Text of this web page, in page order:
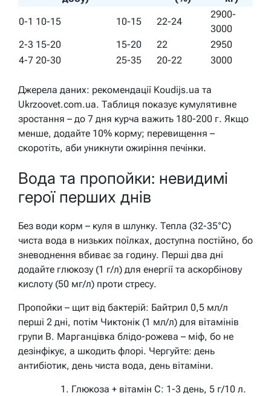
0-1 10-15 10-15 22-24
2900-
3000
2-3 15-20 15-20 22
2950
4-7 20-30 25-35 20-22 3000
Джерела даних: рекомендації Koudijs.ua та
Ukrzoovet.com.ua. Таблиця показує кумулятивне
зростання – до 7 дня курча важить 180-200 г. Якщо
менше, додайте 10% корму; перевищення –
скоротіть, аби уникнути ожиріння печінки.
Вода та пропойки: невидимі
герої перших днів
Без води корм – куля в шлунку. Тепла (32-35°C)
чиста вода в низьких поїлках, доступна постійно, бо
зневоднення вбиває за годину. Перші два дні
додайте глюкозу (1 г/л) для енергії та аскорбінову
кислоту (50 мг/л) проти стресу.
Пропойки – щит від бактерій: Байтрил 0,5 мл/л
перші 2 дні, потім Чиктонік (1 мл/л) для вітамінів
групи B. Марганцівка блідо-рожева – міф, бо не
дезінфікує, а шкодить флорі. Чергуйте: день
антибіотик, день чиста вода, день вітаміни.
Глюкоза + вітамін C: 1-3 день, 5 г/10 л.